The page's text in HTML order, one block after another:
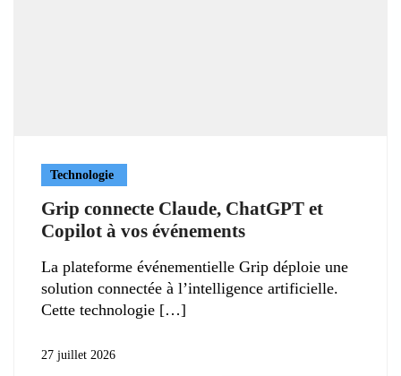
Technologie
Grip connecte Claude, ChatGPT et
Copilot à vos événements
La plateforme événementielle Grip déploie une
solution connectée à l’intelligence artificielle.
Cette technologie
27 juillet 2026